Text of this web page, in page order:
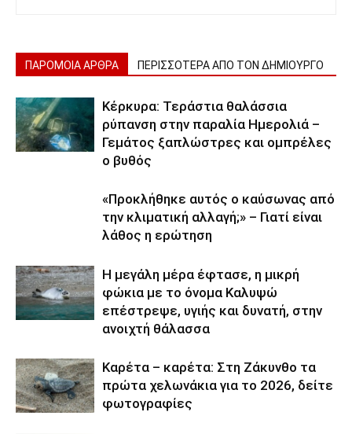
ΠΑΡΟΜΟΙΑ ΑΡΘΡΑ ΠΕΡΙΣΣΟΤΕΡΑ ΑΠΟ ΤΟΝ ΔΗΜΙΟΥΡΓΟ
Κέρκυρα: Τεράστια θαλάσσια
ρύπανση στην παραλία Ημερολιά –
Γεμάτος ξαπλώστρες και ομπρέλες
ο βυθός
«Προκλήθηκε αυτός ο καύσωνας από
την κλιματική αλλαγή;» – Γιατί είναι
λάθος η ερώτηση
Η μεγάλη μέρα έφτασε, η μικρή
φώκια με το όνομα Καλυψώ
επέστρεψε, υγιής και δυνατή, στην
ανοιχτή θάλασσα
Καρέτα – καρέτα: Στη Ζάκυνθο τα
πρώτα χελωνάκια για το 2026, δείτε
φωτογραφίες